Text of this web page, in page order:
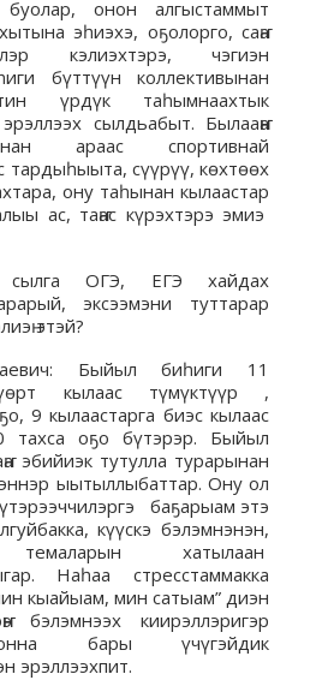
онон алгыстаммыт
эһиэхэ, оҕолорго, саҥа
кэлиэхтэрэ, чэгиэн
бүттүүн коллективынан
үрдүк таһымнаахтык
сылдьабыт. Былааҥҥа
араас спортивнай
тардыһыыта, сүүрүү, көхтөөх
ону таһынан кылаастар
ас, таҥас күрэхтэрэ эмиэ
ОГЭ, ЕГЭ хайдах
эксээмэни туттарар
этэй?
Быйыл биһиги 11
кылаас түмүктүүр ,
9 кылаастарга биэс кылаас
тахса оҕо бүтэрэр. Быйыл
эбийиэк тутулла турарынан
ыытыллыбаттар. Ону ол
баҕарыам этэ
күүскэ бэлэмнэнэн,
хатылаан
Наһаа стресстаммакка
кыайыам, мин сатыам” диэн
бэлэмнээх киирэллэригэр
бары үчүгэйдик
эрэллээхпит.